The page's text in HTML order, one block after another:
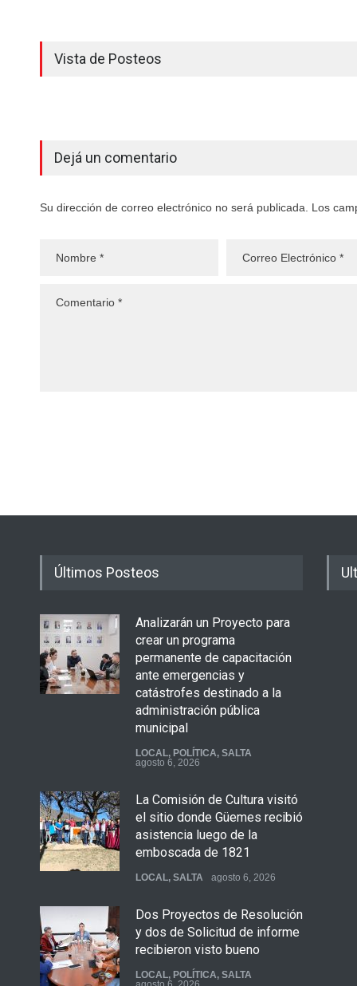
Vista de Posteos
Dejá un comentario
Su dirección de correo electrónico no será publicada. Los
Últimos Posteos
Analizarán un Proyecto para
crear un programa
permanente de capacitación
ante emergencias y
catástrofes destinado a la
administración pública
municipal
LOCAL, POLÍTICA, SALTA
agosto 6, 2026
La Comisión de Cultura visitó
el sitio donde Güemes recibió
asistencia luego de la
emboscada de 1821
LOCAL, SALTA agosto 6, 2026
Dos Proyectos de Resolución
y dos de Solicitud de informe
recibieron visto bueno
LOCAL, POLÍTICA, SALTA